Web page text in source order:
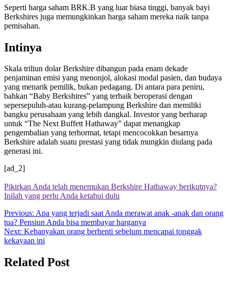
Seperti harga saham BRK.B yang luar biasa tinggi, banyak bayi
Berkshires juga memungkinkan harga saham mereka naik tanpa
pemisahan.
Intinya
Skala triliun dolar Berkshire dibangun pada enam dekade
penjaminan emisi yang menonjol, alokasi modal pasien, dan budaya
yang menarik pemilik, bukan pedagang. Di antara para peniru,
bahkan “Baby Berkshires” yang terbaik beroperasi dengan
sepersepuluh-atau kurang-pelampung Berkshire dan memiliki
bangku perusahaan yang lebih dangkal. Investor yang berharap
untuk “The Next Buffett Hathaway” dapat menangkap
pengembalian yang terhormat, tetapi mencocokkan besarnya
Berkshire adalah suatu prestasi yang tidak mungkin diulang pada
generasi ini.
[ad_2]
Pikirkan Anda telah menemukan Berkshire Hathaway berikutnya?
Inilah yang perlu Anda ketahui dulu
Post
navigation
Previous: Apa yang terjadi saat Anda merawat anak -anak dan orang
tua? Pensiun Anda bisa membayar harganya
Next: Kebanyakan orang berhenti sebelum mencapai tonggak
kekayaan ini
Related Post